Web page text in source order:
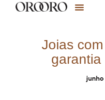
Joias
garantia
junho